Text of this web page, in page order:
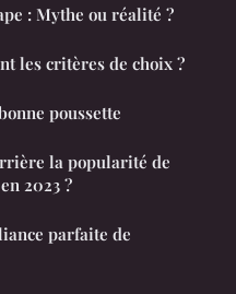
: Mythe ou réalité ?
les critères de choix ?
poussette
la popularité de
2023 ?
parfaite de